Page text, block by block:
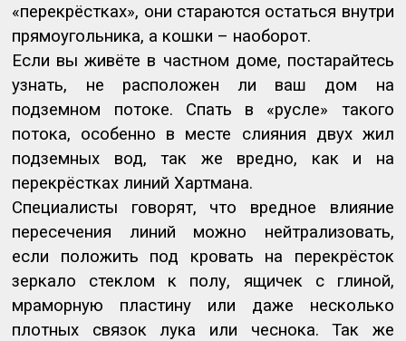
«перекрёстках», они стараются остаться внутри
прямоугольника, а кошки – наоборот.
Если вы живёте в частном доме, постарайтесь
узнать, не расположен ли ваш дом на
подземном потоке. Спать в «русле» такого
потока, особенно в месте слияния двух жил
подземных вод, так же вредно, как и на
перекрёстках линий Хартмана.
Специалисты говорят, что вредное влияние
пересечения линий можно нейтрализовать,
если положить под кровать на перекрёсток
зеркало стеклом к полу, ящичек с глиной,
мраморную пластину или даже несколько
плотных связок лука или чеснока. Так же